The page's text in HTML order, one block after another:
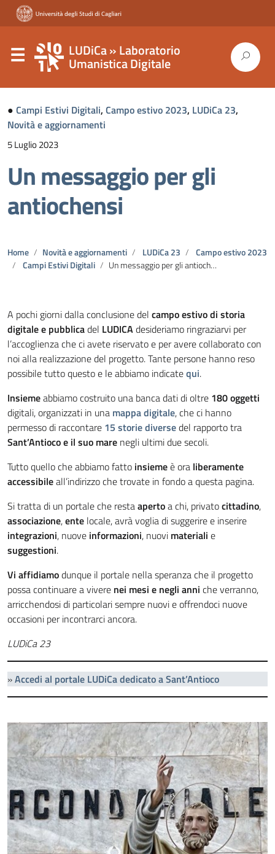
LUDiCa » Laboratorio
Umanistica Digitale
● Campi Estivi Digitali, Campo estivo 2023, LUDiCa 23,
Novità e aggiornamenti
5 Luglio 2023
Un messaggio per gli
antiochensi
Home Novità e aggiornamenti LUDiCa 23
Campo estivo 2023
Campi Estivi Digitali
Un messaggio per gli antiochensi
A pochi giorni dalla conclusione del campo estivo di storia
digitale e pubblicadel LUDICAdesideriamo ringraziarvi per
l’accoglienza che ci avete riservato e per avere collaborato con
noi alla realizzazione del progetto. Tante persone hanno reso
possibile tutto questo e le abbiamo indicatequi.
Insiemeabbiamo costruito una banca dati di oltre 180 oggetti
digitali, organizzati in una mappa digitale, che ci hanno
permesso di raccontare 15 storie diversedel rapporto tra
Sant’Antioco e il suo mare negli ultimi due secoli.
Tutto quello che abbiamo fatto insiemeè ora liberamente
accessibileall’indirizzo che trovate in fondo a questa pagina.
Si tratta di un portale che restaapertoa chi, privatocittadino,
associazione,ente locale, avrà voglia di suggerire e inserire
integrazioni, nuove informazioni, nuovi materiali e
suggestioni.
Vi affidiamodunque il portale nella speranza che il progetto
possa continuare a vivere nei mesi e negli anni che verranno,
arricchendosi di particolari sempre nuovi e offrendoci nuove
occasioni per incontrarci ancora.
LUDiCa 23
»Accedi al portale LUDiCa dedicato a Sant’Antioco